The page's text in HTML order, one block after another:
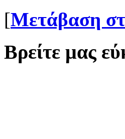
[Μετάβαση
Βρείτε μας